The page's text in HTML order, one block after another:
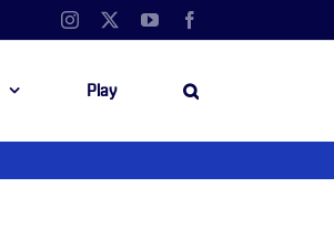
Instagram YouTube
Play